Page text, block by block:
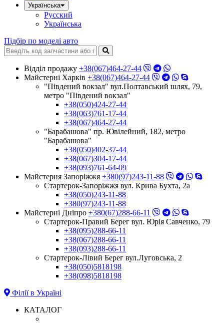
Українська
Русский
Українська
Підбір по моделі авто
Відділ продажу +38(067)464-27-44
Майстерні Харків +38(067)464-27-44
"Південий вокзал" вул.Полтавський шлях, 79,
метро "Південий вокзал"
+38(050)424-27-44
+38(063)761-17-44
+38(067)464-27-44
"Барабашова" пр. Ювілейний, 182, метро
"Барабашова"
+38(050)402-37-44
+38(067)304-17-44
+38(093)761-64-09
Майстерня Запоріжжя +380(97)243-11-88
Стартерок-Запоріжжя вул. Крива Бухта, 2а
+38(050)243-11-88
+380(97)243-11-88
Майстерні Днiпро +380(67)288-66-11
Стартерок-Правий Берег вул. Юрія Савченко, 79
+38(095)288-66-11
+38(067)288-66-11
+38(093)288-66-11
Стартерок-Лівий Берег вул.Луговська, 2
+38(050)5818198
+38(098)5818198
Філії в Україні
КАТАЛОГ